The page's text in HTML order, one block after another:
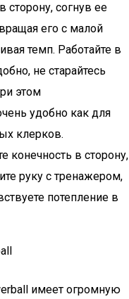
сторону, согнув ее
его с малой
темп. Работайте в
не старайтесь
этом
удобно как для
клерков.
конечность в сторону,
руку с тренажером,
потепление в
имеет огромную